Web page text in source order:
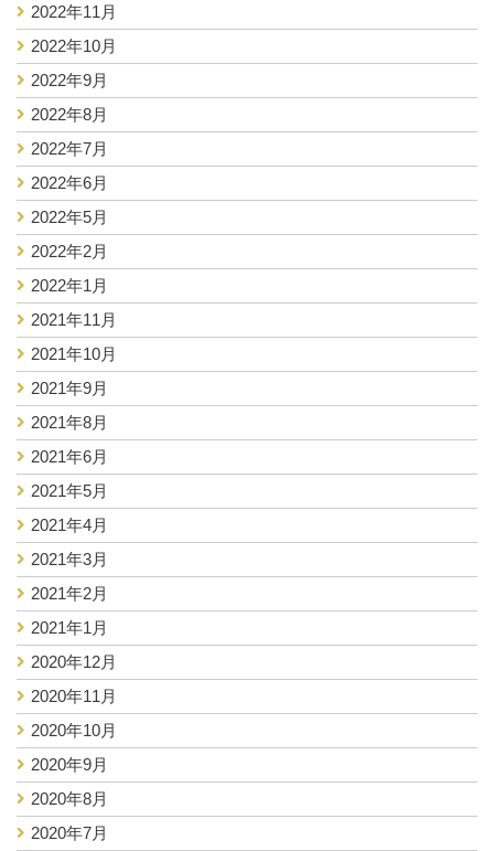
2022年11月
2022年10月
2022年9月
2022年8月
2022年7月
2022年6月
2022年5月
2022年2月
2022年1月
2021年11月
2021年10月
2021年9月
2021年8月
2021年6月
2021年5月
2021年4月
2021年3月
2021年2月
2021年1月
2020年12月
2020年11月
2020年10月
2020年9月
2020年8月
2020年7月